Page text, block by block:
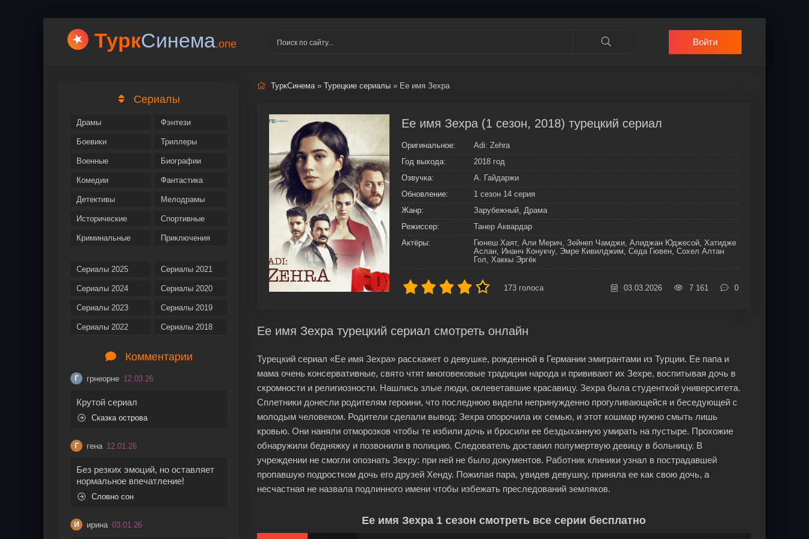
ТуркCинема.one Войти
Сериалы
Драмы
Боевики
Военные
Комедии
Детективы
Исторические
Криминальные
Фэнтези
Триллеры
Биографии
Фантастика
Мелодрамы
Спортивные
Приключения
Сериалы 2025
Сериалы 2024
Сериалы 2023
Сериалы 2022
Сериалы 2021
Сериалы 2020
Сериалы 2019
Сериалы 2018
Комментарии
Г грнеорне 12.03.26
Крутой сериал
Сказка острова
Г гена 12.01.26
Без резких эмоций, но оставляет
нормальное впечатление!
Словно сон
И ирина 03.01.26
ТуркСинема» Турецкие сериалы » Ее имя Зехра
Ее имя Зехра (1 сезон, 2018) турецкий сериал
Оригинальное:
Adi: Zehra
Год выхода:
2018 год
Озвучка:
А. Гайдаржи
Обновление:
1 сезон 14 серия
Жанр:
Зарубежный, Драма
Режиссер:
Танер Аквардар
Актёры:
Гюнеш Хаят, Али Мерич, Зейнеп Чамджи, Алиджан Юджесой, Хатидже
Аслан, Инанч Конукчу, Эмре Кивилджим, Седа Гювен, Сохел Алтан
Гол, Хаккы Эргёк
173 голоса 03.03.2026 7 161 0
Ее имя Зехра турецкий сериал смотреть онлайн
Турецкий сериал «Ее имя Зехра» расскажет о девушке, рожденной в Германии эмигрантами из Турции. Ее папа и
мама очень консервативные, свято чтят многовековые традиции народа и прививают их Зехре, воспитывая дочь в
скромности и религиозности. Нашлись злые люди, оклеветавшие красавицу. Зехра была студенткой университета.
Сплетники донесли родителям героини, что последнюю видели непринужденно прогуливающейся и беседующей с
молодым человеком. Родители сделали вывод: Зехра опорочила их семью, и этот кошмар нужно смыть лишь
кровью. Они наняли отморозков чтобы те избили дочь и бросили ее бездыханную умирать на пустыре. Прохожие
обнаружили бедняжку и позвонили в полицию. Следователь доставил полумертвую девицу в больницу. В
учреждении не смогли опознать Зехру: при ней не было документов. Работник клиники узнал в пострадавшей
пропавшую подростком дочь его друзей Хенду. Пожилая пара, увидев девушку, приняла ее как свою дочь, а
несчастная не назвала подлинного имени чтобы избежать преследований земляков.
Ее имя Зехра 1 сезон смотреть все серии бесплатно